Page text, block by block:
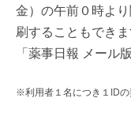
金）の午前０時よ
刷することもでき
「薬事日報 メール
※利用者１名につき１IDの